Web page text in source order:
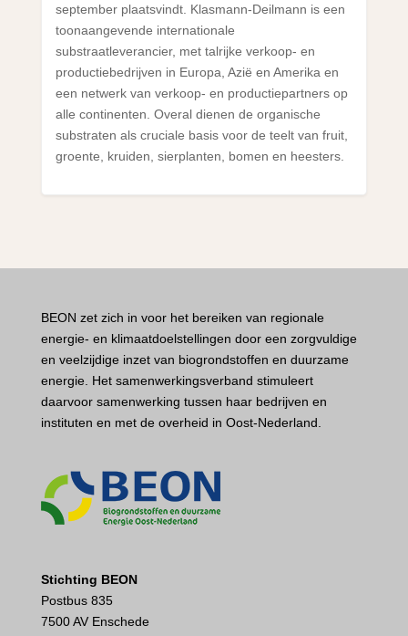
september plaatsvindt. Klasmann-Deilmann is een
toonaangevende internationale
substraatleverancier, met talrijke verkoop- en
productiebedrijven in Europa, Azië en Amerika en
een netwerk van verkoop- en productiepartners op
alle continenten. Overal dienen de organische
substraten als cruciale basis voor de teelt van fruit,
groente, kruiden, sierplanten, bomen en heesters.
BEON zet zich in voor het bereiken van regionale
energie- en klimaatdoelstellingen door een zorgvuldige
en veelzijdige inzet van biogrondstoffen en duurzame
energie. Het samenwerkingsverband stimuleert
daarvoor samenwerking tussen haar bedrijven en
instituten en met de overheid in Oost-Nederland.
Stichting BEON
Postbus 835
7500 AV Enschede